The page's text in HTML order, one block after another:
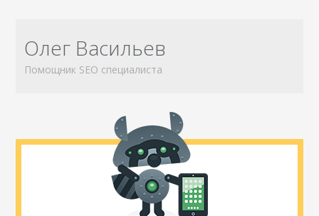
Олег Васильев
Помощник SEO специалиста